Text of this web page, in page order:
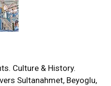
Culture & History.
Sultanahmet, Beyoglu,